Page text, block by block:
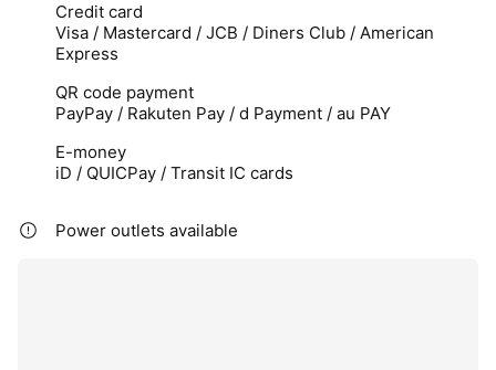
Credit card
Visa / Mastercard / JCB / Diners Club / American
Express
QR code payment
PayPay / Rakuten Pay / d Payment / au PAY
E-money
iD / QUICPay / Transit IC cards
Power outlets available